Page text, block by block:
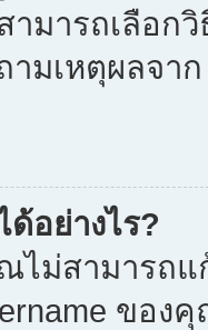
มารถเลือก
มเหตุผลจาก
อย่างไร?
ไม่สามารถ
ขอ